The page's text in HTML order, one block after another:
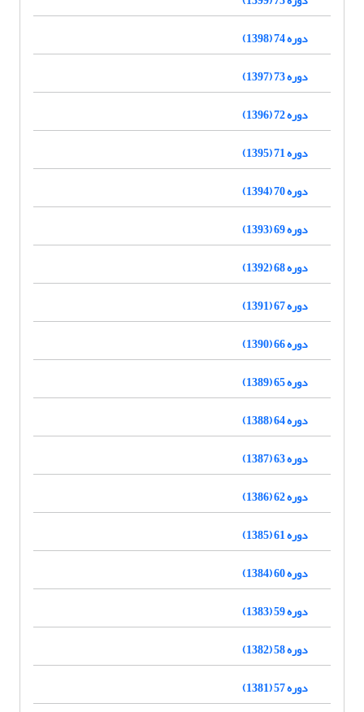
دوره 74 (1398)
دوره 73 (1397)
دوره 72 (1396)
دوره 71 (1395)
دوره 70 (1394)
دوره 69 (1393)
دوره 68 (1392)
دوره 67 (1391)
دوره 66 (1390)
دوره 65 (1389)
دوره 64 (1388)
دوره 63 (1387)
دوره 62 (1386)
دوره 61 (1385)
دوره 60 (1384)
دوره 59 (1383)
دوره 58 (1382)
دوره 57 (1381)